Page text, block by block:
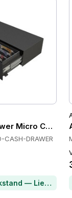
Micro Cash
CASH-DRAWER
Artikel im Rückstand — Lieferzeit per Chat erfragen